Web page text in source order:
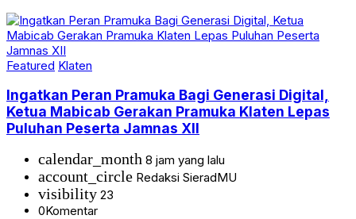
Featured Klaten
Ingatkan Peran Pramuka Bagi Generasi Digital,
Ketua Mabicab Gerakan Pramuka Klaten Lepas
Puluhan Peserta Jamnas XII
calendar_month 8 jam yang lalu
account_circle Redaksi SieradMU
visibility 23
0Komentar